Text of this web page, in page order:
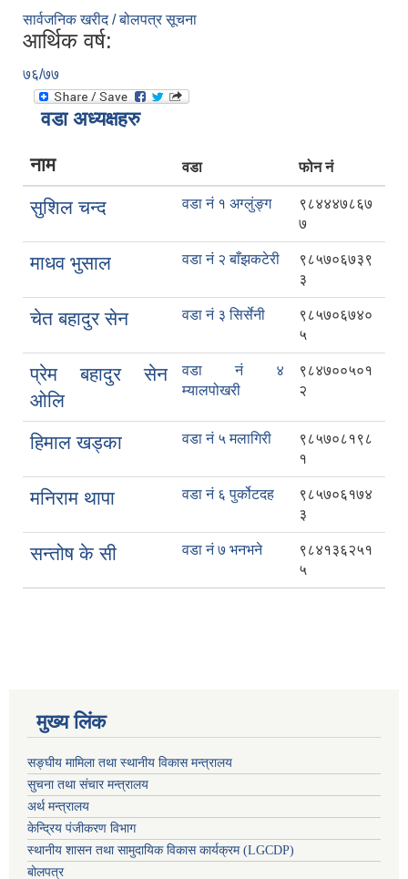
सार्वजनिक खरीद / बोलपत्र सूचना
आर्थिक वर्ष:
७६/७७
वडा अध्यक्षहरु
नाम वडा फोन नं
सुशिल चन्द वडा नं १ अग्लुंङ्ग
९८४४४७८६७
७
माधव भुसाल वडा नं २ बाँझकटेरी
९८५७०६७३९
३
चेत बहादुर सेन वडा नं ३ सिर्सेनी
९८५७०६७४०
५
प्रेम बहादुर सेन
ओलि
वडा नं ४
म्यालपोखरी
९८४७००५०१
२
हिमाल खड्का वडा नं ५ मलागिरी
९८५७०८१९८
१
मनिराम थापा वडा नं ६ पुर्कोटदह
९८५७०६१७४
३
सन्तोष के सी वडा नं ७ भनभने
९८४१३६२५१
५
मुख्य लिंक
सङ्घीय मामिला तथा स्थानीय विकास मन्त्रालय
सुचना तथा संचार मन्त्रालय
अर्थ मन्त्रालय
केन्द्रिय पंजीकरण विभाग
स्थानीय शासन तथा सामुदायिक विकास कार्यक्रम (LGCDP)
बोलपत्र